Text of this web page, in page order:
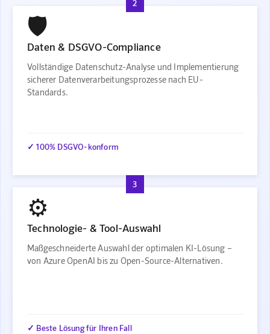
2
🛡️
Daten & DSGVO-Compliance
Vollständige Datenschutz-Analyse und Implementierung
sicherer Datenverarbeitungsprozesse nach EU-
Standards.
✓ 100% DSGVO-konform
3
⚙️
Technologie- & Tool-Auswahl
Maßgeschneiderte Auswahl der optimalen KI-Lösung –
von Azure OpenAI bis zu Open-Source-Alternativen.
✓ Beste Lösung für Ihren Fall